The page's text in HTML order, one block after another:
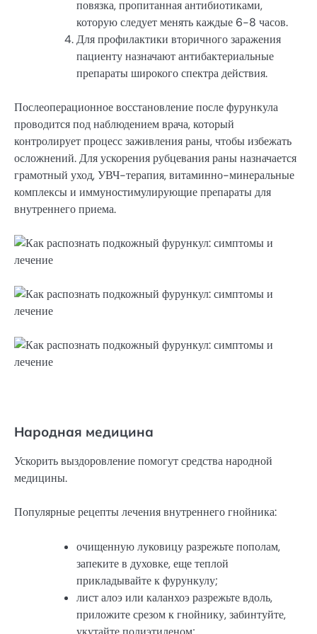
повязка, пропитанная антибиотиками,
которую следует менять каждые 6-8 часов.
Для профилактики вторичного заражения
пациенту назначают антибактериальные
препараты широкого спектра действия.
Послеоперационное восстановление после фурункула
проводится под наблюдением врача, который
контролирует процесс заживления раны, чтобы избежать
осложнений. Для ускорения рубцевания раны назначается
грамотный уход, УВЧ-терапия, витаминно-минеральные
комплексы и иммуностимулирующие препараты для
внутреннего приема.
Народная медицина
Ускорить выздоровление помогут средства народной
медицины.
Популярные рецепты лечения внутреннего гнойника:
очищенную луковицу разрежьте пополам,
запеките в духовке, еще теплой
прикладывайте к фурункулу;
лист алоэ или каланхоэ разрежьте вдоль,
приложите срезом к гнойнику, забинтуйте,